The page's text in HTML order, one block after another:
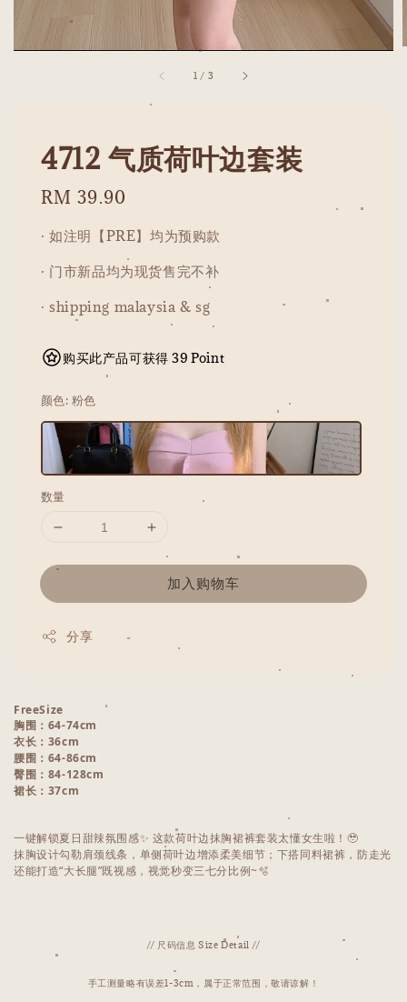
1 / 3
4712 气质荷叶边套装
Regular
RM 39.90
· 如注明【PRE】均为预购款
· 门市新品均为现货售完不补
· shipping malaysia & sg
购买此产品可获得 39 Point
颜色: 粉色
数量
加入购物车
分享
FreeSize
胸围：64-74cm
衣长：36cm
腰围：64-86cm
臀围：84-128cm
裙长：37cm
一键解锁夏日甜辣氛围感✨ 这款荷叶边抹胸裙裤套装太懂女生啦！🥹
抹胸设计勾勒肩颈线条，单侧荷叶边增添柔美细节；下搭同料裙裤，防走光
还能打造“大长腿”既视感，视觉秒变三七分比例~🫧
// 尺码信息 Size Detail //
手工测量略有误差1-3cm，属于正常范围，敬请谅解！